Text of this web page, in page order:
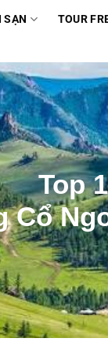
SẠN TOUR
Top
Cổ